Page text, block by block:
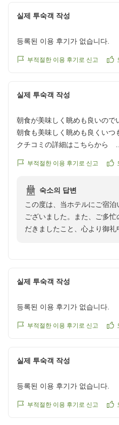
실제 투숙객 작성
등록된 이용 후기가 없습니다.
부적절한 이용 후기로 신고
실제 투숙객 작성
朝食が美味しく眺めも良いので
朝食も美味しく眺めも良くいつ
クチコミの詳細はこちらから
reviewId=33123478437549
부적절한 이용 후기로 신고
숙소의 답변
この度は、当ホテルにご宿
ございました。また、ご多
だきましたこと、心より御礼
よう、これからもサービス
またのご来館をスタッフ一
실제 투숙객 작성
등록된 이용 후기가 없습니다.
부적절한 이용 후기로 신고
실제 투숙객 작성
등록된 이용 후기가 없습니다.
부적절한 이용 후기로 신고